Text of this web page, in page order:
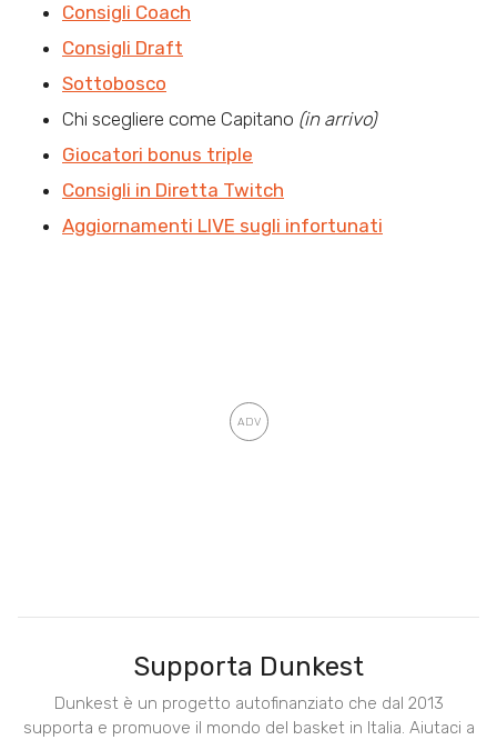
Consigli Coach
Consigli Draft
Sottobosco
Chi scegliere come Capitano (in arrivo)
Giocatori bonus triple
Consigli in Diretta Twitch
Aggiornamenti LIVE sugli infortunati
Supporta Dunkest
Dunkest è un progetto autofinanziato che dal 2013
supporta e promuove il mondo del basket in Italia. Aiutaci a